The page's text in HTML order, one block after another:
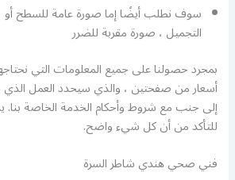
سوف نطلب أيضًا إما صورة عامة للسطح
التجميل ، صورة مقربة للضرر
بمجرد حصولنا على جميع المعلومات التي
أسعار من صفحتين ، والذي سيحدد العمل الذي
إلى جنب مع شروط وأحكام الخدمة الخاصة بنا.
للتأكد من أن كل شيء واضح.
فني صحي هندي شاطر السرة